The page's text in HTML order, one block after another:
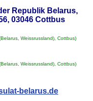
Republik Belarus,
03046 Cottbus
Weissrussland), Cottbus)
Weissrussland), Cottbus)
belarus.de